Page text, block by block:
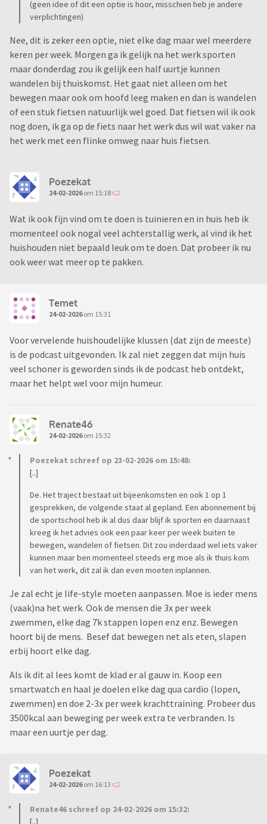
(geen idee of dit een optie is hoor, misschien heb je andere
verplichtingen)
Nee, dit is zeker een optie, niet elke dag maar wel meerdere
keren per week. Morgen ga ik gelijk na het werk sporten
maar donderdag zou ik gelijk een half uurtje kunnen
wandelen bij thuiskomst. Het gaat niet alleen om het
bewegen maar ook om hoofd leeg maken en dan is wandelen
of een stuk fietsen natuurlijk wel goed. Dat fietsen wil ik ook
nog doen, ik ga op de fiets naar het werk dus wil wat vaker na
het werk met een flinke omweg naar huis fietsen.
Poezekat
24-02-2026om 15:18
Wat ik ook fijn vind om te doen is tuinieren en in huis heb ik
momenteel ook nogal veel achterstallig werk, al vind ik het
huishouden niet bepaald leuk om te doen. Dat probeer ik nu
ook weer wat meer op te pakken.
Temet
24-02-2026om 15:31
Voor vervelende huishoudelijke klussen (dat zijn de meeste)
is de podcast uitgevonden. Ik zal niet zeggen dat mijn huis
veel schoner is geworden sinds ik de podcast heb ontdekt,
maar het helpt wel voor mijn humeur.
Renate46
24-02-2026om 15:32
Poezekat schreef op 23-02-2026 om 15:48:
[..]
De. Het traject bestaat uit bijeenkomsten en ook 1 op 1
gesprekken, de volgende staat al gepland. Een abonnement bij
de sportschool heb ik al dus daar blijf ik sporten en daarnaast
kreeg ik het advies ook een paar keer per week buiten te
bewegen, wandelen of fietsen. Dit zou inderdaad wel iets vaker
kunnen maar ben momenteel steeds erg moe als ik thuis kom
van het werk, dit zal ik dan even moeten inplannen.
Je zal echt je life-style moeten aanpassen. Moe is ieder mens
(vaak)na het werk. Ook de mensen die 3x per week
zwemmen, elke dag 7k stappen lopen enz enz. Bewegen
hoort bij de mens. Besef dat bewegen net als eten, slapen
erbij hoort elke dag.
Als ik dit al lees komt de klad er al gauw in. Koop een
smartwatch en haal je doelen elke dag qua cardio (lopen,
zwemmen) en doe 2-3x per week krachttraining. Probeer dus
3500kcal aan beweging per week extra te verbranden. Is
maar een uurtje per dag.
Poezekat
24-02-2026om 16:13
Renate46 schreef op 24-02-2026 om 15:32:
[..]